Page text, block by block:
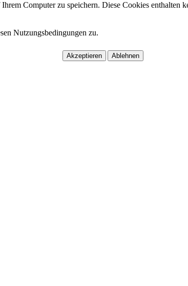
Computer zu speichern. Diese Cookies enthalten
Nutzungsbedingungen zu.